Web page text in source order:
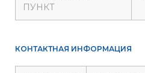
ПУНКТ
КОНТАКТНАЯ ИНФОРМАЦИЯ